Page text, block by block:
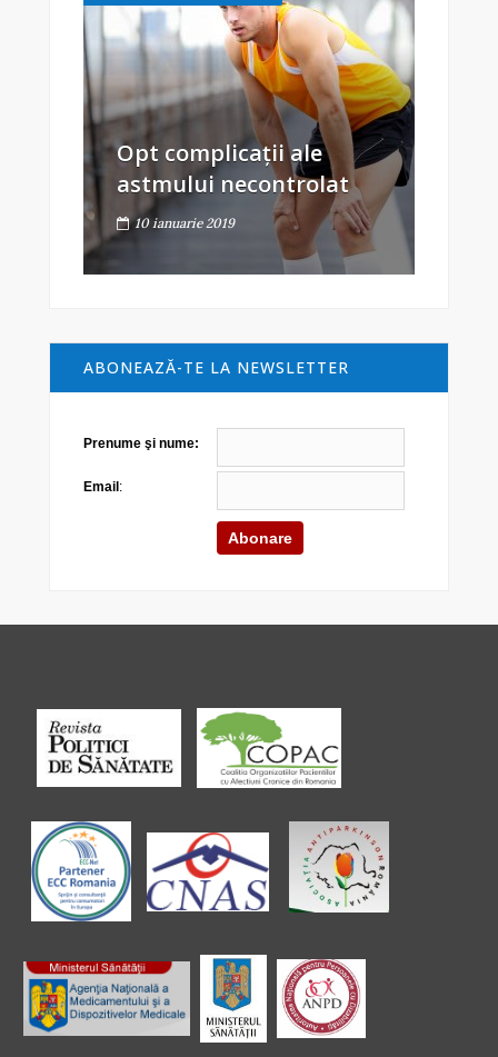
Opt complicații ale
astmului necontrolat
10 ianuarie 2019
ABONEAZĂ-TE LA NEWSLETTER
Prenume şi nume:
Email :